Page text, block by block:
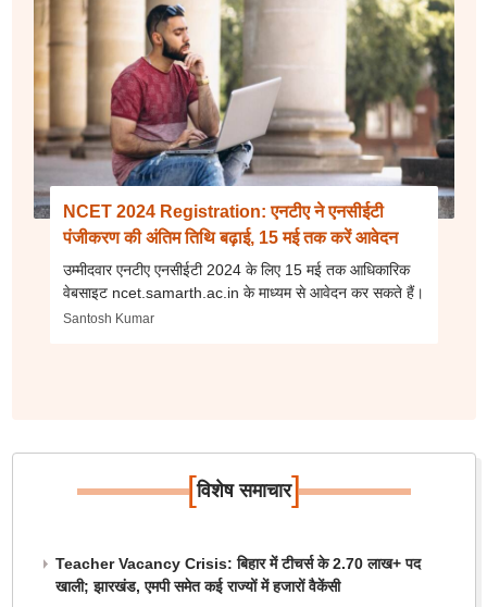
NCET 2024 Registration: एनटीए ने एनसीईटी
पंजीकरण की अंतिम तिथि बढ़ाई, 15 मई तक करें आवेदन
उम्मीदवार एनटीए एनसीईटी 2024 के लिए 15 मई तक आधिकारिक
वेबसाइट ncet.samarth.ac.in के माध्यम से आवेदन कर सकते हैं।
Santosh Kumar
[विशेष समाचार]
Teacher Vacancy Crisis: बिहार में टीचर्स के 2.70 लाख+ पद
खाली; झारखंड, एमपी समेत कई राज्यों में हजारों वैकेंसी